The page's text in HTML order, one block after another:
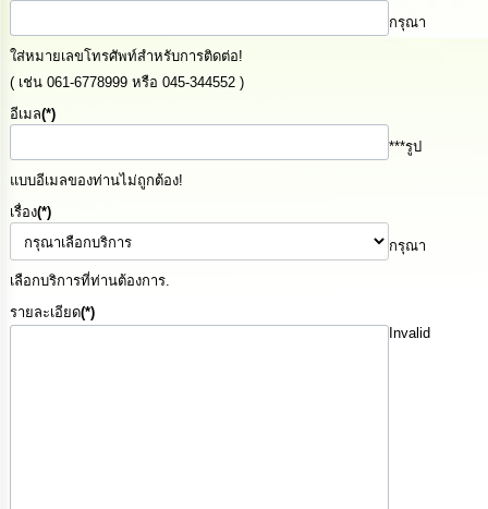
การ
เงิน
การ
นโยบาย
No
Gift
Policy
การ
ดำเนิน
การ
เพื่อ
กรุณา
ใส่หมายเลขโทรศัพท์สำหรับการติดต่อ!
( เช่น 061-6778999 หรือ 045-344552 )
อีเมล(*)
***รูป
แบบอีเมลของท่านไม่ถูกต้อง!
เรื่อง(*)
กรุณา
เลือกบริการที่ท่านต้องการ.
รายละเอียด(*)
Invalid